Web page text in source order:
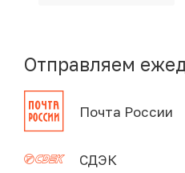
Отправляем
Почта России
СДЭК